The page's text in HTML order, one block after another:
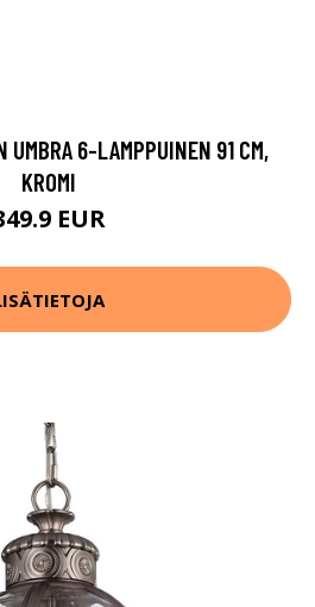
UMBRA 6-LAMPPUINEN 91 CM,
KROMI
EUR